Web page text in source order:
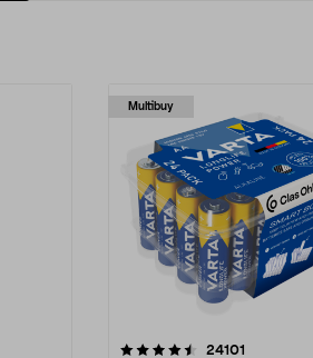
Multibuy
24101
4.5viidestä